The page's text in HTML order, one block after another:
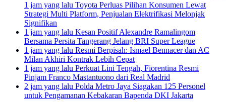
1 jam yang lalu Toyota Perluas Pilihan Konsumen Lewat
Strategi Multi Platform, Penjualan Elektrifikasi Melonjak
Signifikan
1 jam yang lalu Kesan Positif Alexandre Ramalingom
Bersama Persita Tangerang Jelang BRI Super League
1 jam yang lalu Resmi Berpisah: Ismael Bennacer dan AC
Milan Akhiri Kontrak Lebih Cepat
1 jam yang lalu Perkuat Lini Tengah, Fiorentina Resmi
Pinjam Franco Mastantuono dari Real Madrid
2 jam yang lalu Polda Metro Jaya Siagakan 125 Personel
untuk Pengamanan Kebakaran Bapenda DKI Jakarta